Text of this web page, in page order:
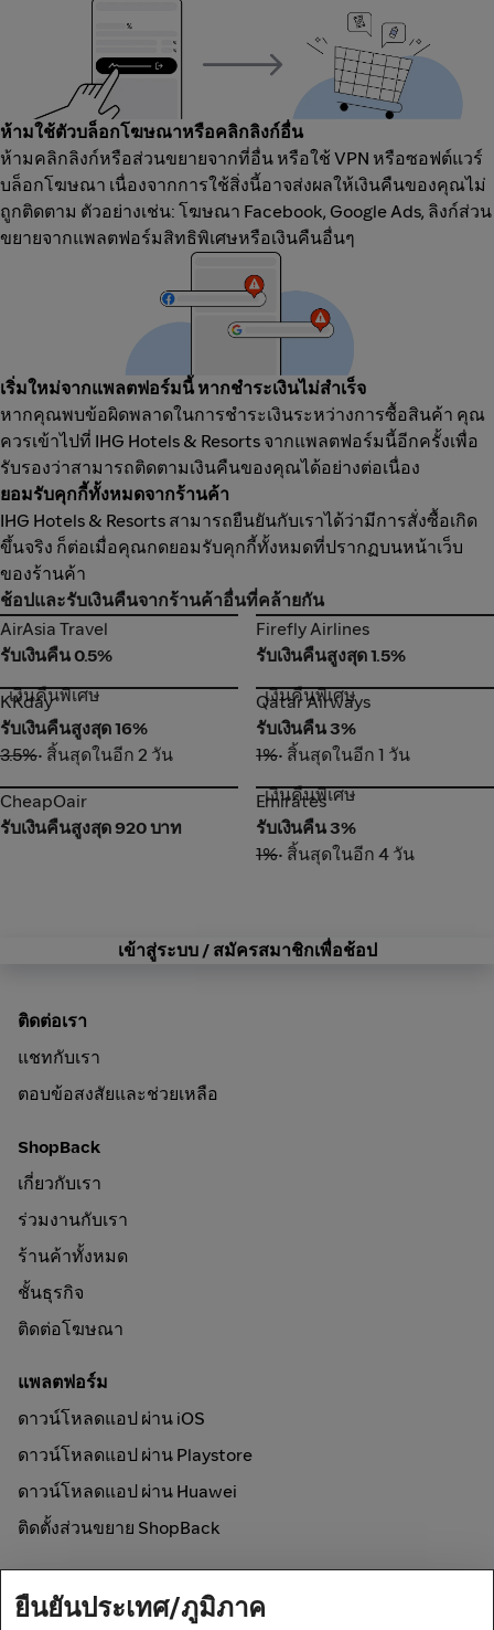
ห้ามใช้ตัวบล็อกโฆษณาหรือคลิกลิงก์อื่น
ห้ามคลิกลิงก์หรือส่วนขยายจากที่อื่น หรือใช้ VPN หรือซอฟต์แวร์
บล็อกโฆษณา เนื่องจากการใช้สิ่งนี้อาจส่งผลให้เงินคืนของคุณไม่
ถูกติดตาม ตัวอย่างเช่น: โฆษณา Facebook, Google Ads, ลิงก์ส่วน
ขยายจากแพลตฟอร์มสิทธิพิเศษหรือเงินคืนอื่นๆ
เริ่มใหม่จากแพลตฟอร์มนี้ หากชำระเงินไม่สำเร็จ
หากคุณพบข้อผิดพลาดในการชำระเงินระหว่างการซื้อสินค้า คุณ
ควรเข้าไปที่ IHG Hotels & Resorts จากแพลตฟอร์มนี้อีกครั้งเพื่อ
รับรองว่าสามารถติดตามเงินคืนของคุณได้อย่างต่อเนื่อง
ยอมรับคุกกี้ทั้งหมดจากร้านค้า
IHG Hotels & Resorts สามารถยืนยันกับเราได้ว่ามีการสั่งซื้อเกิด
ขึ้นจริง ก็ต่อเมื่อคุณกดยอมรับคุกกี้ทั้งหมดที่ปรากฏบนหน้าเว็บ
ของร้านค้า
ช้อปและรับเงินคืนจากร้านค้าอื่นที่คล้ายกัน
AirAsia Travel
AirAsia Travel
รับเงินคืน 0.5%
Firefly Airlines
Firefly Airlines
รับเงินคืนสูงสุด 1.5%
KKday
เงินคืนพิเศษ
KKday
รับเงินคืนสูงสุด 16%
3.5%• สิ้นสุดในอีก 2 วัน
Qatar Airways
เงินคืนพิเศษ
Qatar Airways
รับเงินคืน 3%
1%• สิ้นสุดในอีก 1 วัน
CheapOair
CheapOair
รับเงินคืนสูงสุด 920 บาท
Emirates
เงินคืนพิเศษ
Emirates
รับเงินคืน 3%
1%• สิ้นสุดในอีก 4 วัน
เข้าสู่ระบบ / สมัครสมาชิกเพื่อช้อป
ติดต่อเรา
แชทกับเรา
ตอบข้อสงสัยและช่วยเหลือ
ShopBack
เกี่ยวกับเรา
ร่วมงานกับเรา
ร้านค้าทั้งหมด
ชั้นธุรกิจ
ติดต่อโฆษณา
แพลตฟอร์ม
ดาวน์โหลดแอป ผ่าน iOS
ดาวน์โหลดแอป ผ่าน Playstore
ดาวน์โหลดแอป ผ่าน Huawei
ติดตั้งส่วนขยาย ShopBack
ช้อปออนไลน์และรับเงินคืน
ยืนยันประเทศ/ภูมิภาค